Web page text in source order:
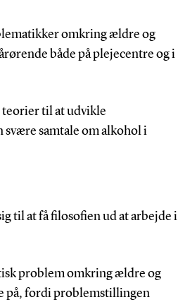
omkring ældre og
både på plejecentre og i
teorier til at udvikle
samtale om alkohol i
til at få filosofien ud at arbejde i
problem omkring ældre og
på, fordi problemstillingen